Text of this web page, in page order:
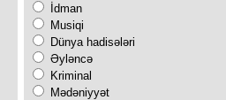
İdman
Musiqi
Dünya hadisələri
Əyləncə
Kriminal
Mədəniyyət